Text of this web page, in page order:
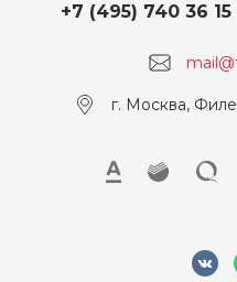
Напряжение, В
+7 (495) 740 36 15
г. Москва,